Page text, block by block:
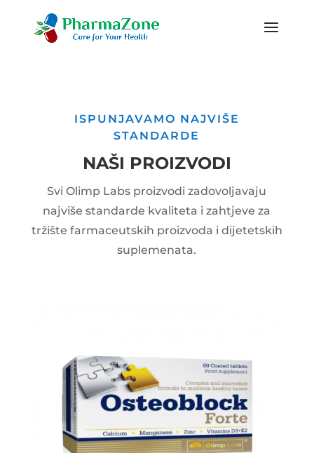
ISPUNJAVAMO NAJVIŠE
STANDARDE
NAŠI PROIZVODI
Svi Olimp Labs proizvodi zadovoljavaju
najviše standarde kvaliteta i zahtjeve za
tržište farmaceutskih proizvoda i dijetetskih
suplemenata.